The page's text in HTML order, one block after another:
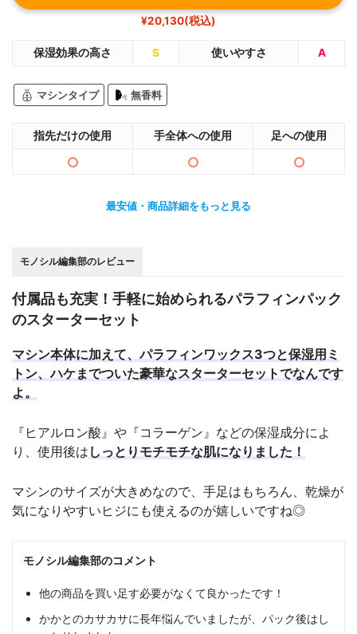
¥20,130(税込)
保湿効果の高さ S 使いやすさ A
マシンタイプ 無香料
指先だけの使用 手全体への使用 足への使用
最安値・商品詳細をもっと見る
モノシル編集部のレビュー
付属品も充実！手軽に始められるパラフィンパック
のスターターセット
マシン本体に加えて、パラフィンワックス3つと保湿用ミ
トン、ハケまでついた豪華なスターターセットでなんです
よ。
『ヒアルロン酸』や『コラーゲン』などの保湿成分によ
り、使用後は しっとりモチモチな肌になりました！
マシンのサイズが大きめなので、手足はもちろん、乾燥が
気になりやすいヒジにも使えるのが嬉しいですね◎
モノシル編集部のコメント
他の商品を買い足す必要がなくて良かったです！
かかとのカサカサに長年悩んでいましたが、パック後はし